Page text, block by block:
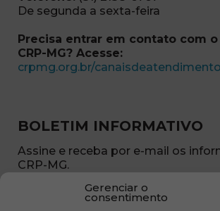
Gerenciar o
consentimento
De segunda a sexta-feira
Precisa entrar em contato com o
CRP-MG? Acesse:
crpmg.org.br/canaisdeatendimento
BOLETIM INFORMATIVO
Assine e receba por e-mail os
CRP-MG.